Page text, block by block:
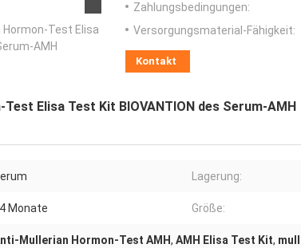
Test Elisa
AMH
Zahlungsbedingungen:
Versorgungsmaterial-Fähigkeit:
Kontakt
Elisa Test Kit BIOVANTION des Serum-AMH
Lagerung:
Monate Größe:
Mullerian Hormon-Test AMH, AMH Elisa Test Kit,